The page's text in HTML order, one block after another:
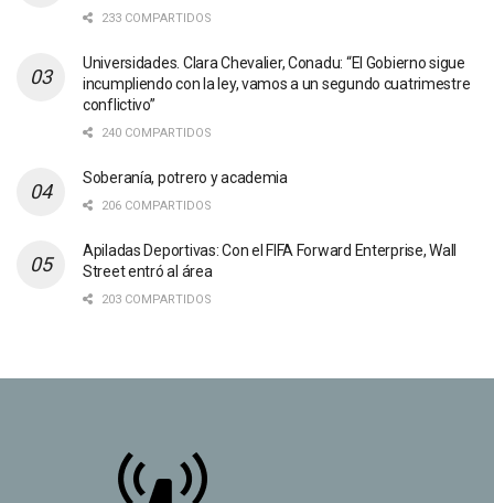
233 COMPARTIDOS
Universidades. Clara Chevalier, Conadu: “El Gobierno sigue
incumpliendo con la ley, vamos a un segundo cuatrimestre
conflictivo”
240 COMPARTIDOS
Soberanía, potrero y academia
206 COMPARTIDOS
Apiladas Deportivas: Con el FIFA Forward Enterprise, Wall
Street entró al área
203 COMPARTIDOS